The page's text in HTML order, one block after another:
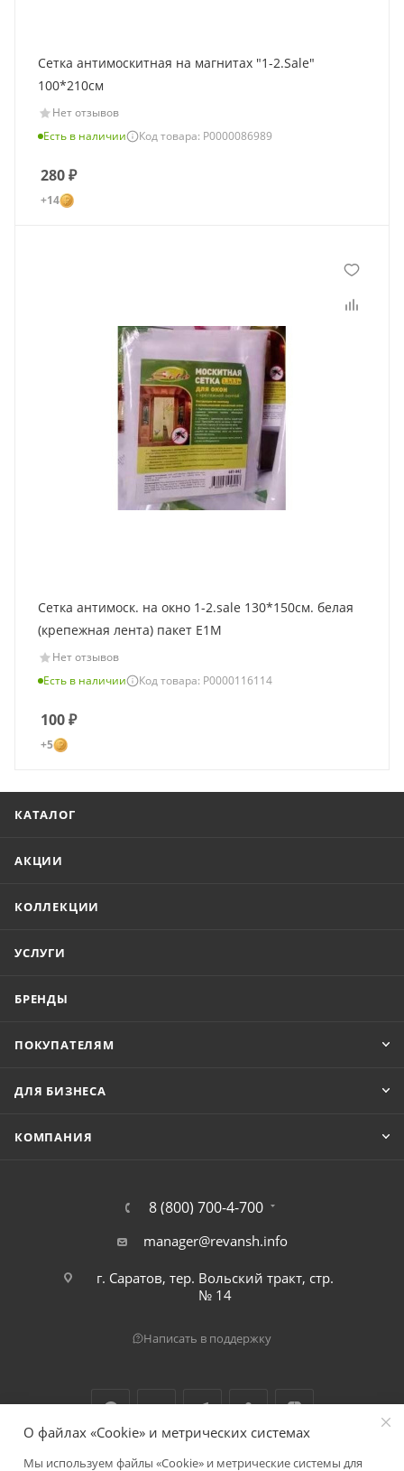
Сетка антимоскитная на магнитах "1-2.Sale"
100*210см
Нет отзывов
Есть в наличии
Код товара: Р0000086989
280₽
+14
Сетка антимоск. на окно 1-2.sale 130*150см. белая
(крепежная лента) пакет E1M
Нет отзывов
Есть в наличии
Код товара: Р0000116114
100₽
+5
КАТАЛОГ
АКЦИИ
КОЛЛЕКЦИИ
УСЛУГИ
БРЕНДЫ
ПОКУПАТЕЛЯМ
ДЛЯ БИЗНЕСА
КОМПАНИЯ
8 (800) 700-4-700
manager@revansh.info
г. Саратов, тер. Вольский тракт, стр.
№ 14
Написать в поддержку
О файлах «Cookie» и метрических системах
Мы используем файлы «Cookie» и метрические системы для